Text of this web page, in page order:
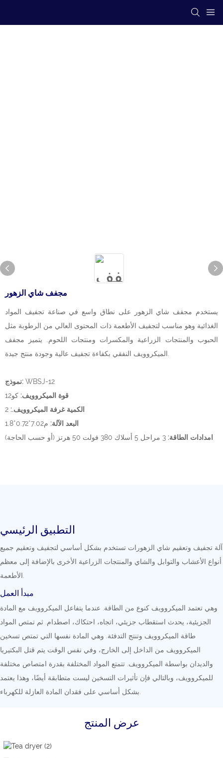
مجفف شاي الزهور
يستخدم مجفف شاي الزهور على نطاق واسع في صناعة تجفيف المواد
الغذائية وهو مناسب لتجفيف الأطعمة ذات المحتوى العالي من الرطوبة مثل
الحبوب والمنتجات الزراعية والمكسرات ومنتجات اللحوم. يتميز مجفف
نموذج: WBSJ-12
قوة الميكروويف: كو12
الكمية غرفة الميكروويف.: 2
البعد الآلة: م7.02*0.72*1.8
امدادات الطاقة: 3 مراحل 5 أسلاك 380 فولت 50 هرتز (أو حسب الحاجة)
التطبيق الرئيسي
آلة تجفيف وتعقيم شاي الزهورات تستخدم بشكل أساسي لتجفيف وتعقيم جميع
أنواع الأعشاب والتوابل والشاي والمنتجات الزراعية الأخرى بالإضافة إلى معظم
مبدأ العمل
وهي تعتمد الميكروويف كنوع من الطاقة. عندما يتفاعل الميكروويف مع المادة
الجزيئية، يحدث استقطاب جزيئي، اتجاه، احتكاك، اصطدام. ثم تمتص المواد
طاقة الميكروويف وتنتج التدفئة. وهي المادة نفسها التي تمتص تسخين
الميكروويف من الداخل إلى الخارج، وفي نفس الوقت يتم قتل البكتيريا
والديدان بواسطة الميكروويف. تتمتع المواد المختلفة بقدرة امتصاص مختلفة
للميكروويف، وبالتالي فإن تأثيرات التسخين ليست متطابقة أيضًا، وهذا يعتمد
عرض المنتج